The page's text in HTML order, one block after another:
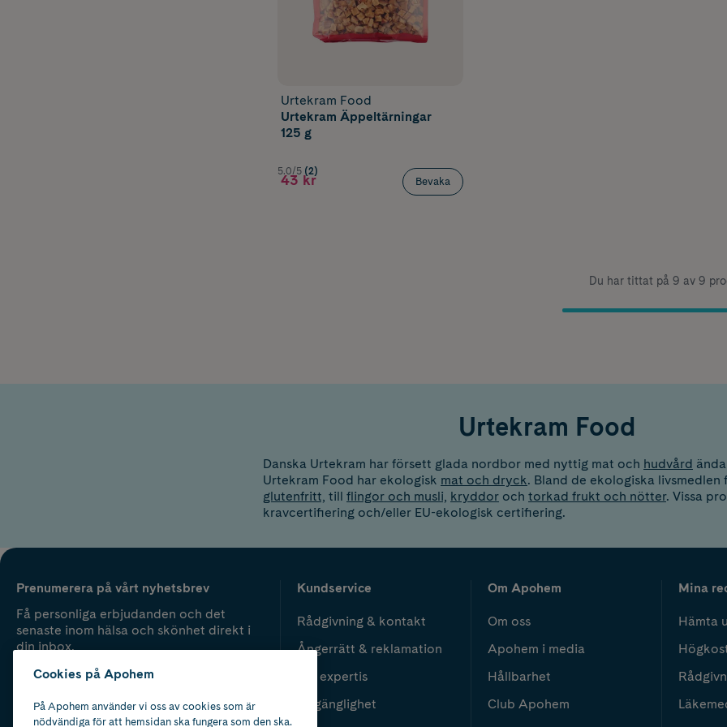
Urtekram Food
Urtekram Äppeltärningar
125 g
5.0/5 (2)
43 kr Bevaka
Du har tittat på 9 av 9
Urtekram Food
Danska Urtekram har försett glada nordbor med nyttig mat och hudvård
Urtekram Food har ekologisk mat och dryck. Bland de ekologiska livsmedlen
glutenfritt, till flingor och musli, kryddor och torkad frukt och nötter. Vissa
kravcertifiering och/eller EU-ekologisk certifiering.
Prenumerera på vårt nyhetsbrev
Få personliga erbjudanden och det
senaste inom hälsa och skönhet direkt i
din inbox.
Kundservice
Rådgivning & kontakt
Ångerrätt & reklamation
Vår expertis
Tillgänglighet
Om Apohem
Om oss
Apohem i media
Hållbarhet
Club Apohem
Mina
Hämta
Cookies på Apohem
På Apohem använder vi oss av cookies som är
nödvändiga för att hemsidan ska fungera som den ska.